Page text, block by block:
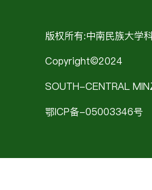
版权所有:中南民族大学
Copyright©2024
SOUTH-CENTRAL
鄂ICP备-05003346号